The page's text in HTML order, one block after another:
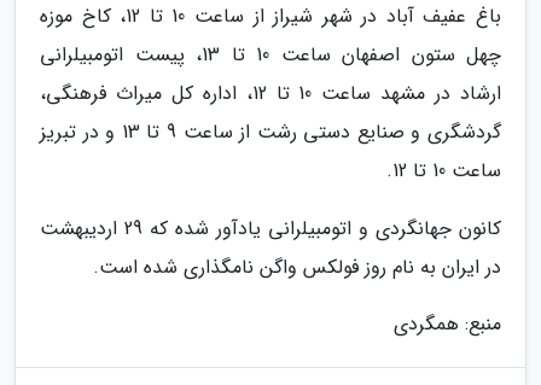
باغ عفیف آباد در شهر شیراز از ساعت 10 تا 12، کاخ موزه
چهل ستون اصفهان ساعت 10 تا 13، پیست اتومبیلرانی
ارشاد در مشهد ساعت 10 تا 12، اداره کل میراث فرهنگی،
گردشگری و صنایع دستی رشت از ساعت 9 تا 13 و در تبریز
ساعت 10 تا 12.
کانون جهانگردی و اتومبیلرانی یادآور شده که 29 اردیبهشت
در ایران به نام روز فولکس واگن نامگذاری شده است.
منبع: همگردی